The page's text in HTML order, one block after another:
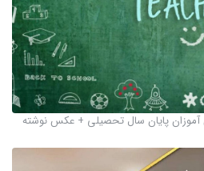
پایان سال تحصیلی + عکس نوشته